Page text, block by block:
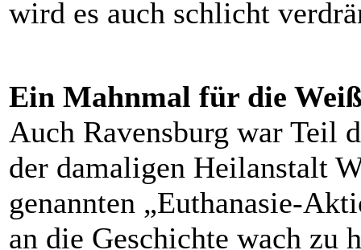
wird es auch schlicht
Ein Mahnmal für die
Auch Ravensburg war Teil
der damaligen Heilanstalt
genannten „Euthanasie-
an die Geschichte wach zu